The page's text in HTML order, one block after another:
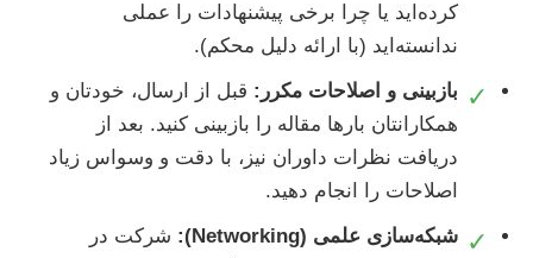
کرده‌اید یا چرا برخی پیشنهادات را عملی
ندانسته‌اید (با ارائه دلیل محکم).
✓ بازبینی و اصلاحات مکرر: قبل از ارسال، خودتان و
همکارانتان بارها مقاله را بازبینی کنید. بعد از
دریافت نظرات داوران نیز، با دقت و وسواس زیاد
اصلاحات را انجام دهید.
✓ شبکه‌سازی علمی (Networking):
شرکت در